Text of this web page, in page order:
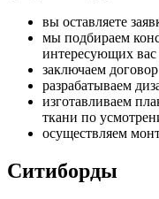
вы оставляете
мы подбираем
интересующих вас
заключаем договор
разрабатываем
изготавливаем
ткани по
осуществляем
Ситиборды